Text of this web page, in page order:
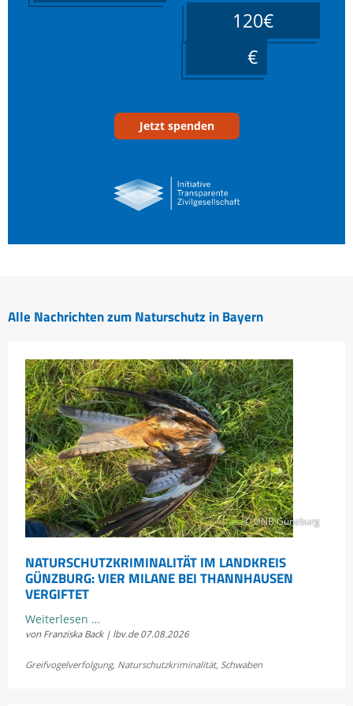
120€
Jetzt spenden
Alle Nachrichten zum Naturschutz in Bayern
© UNB Günzburg
NATURSCHUTZKRIMINALITÄT IM LANDKREIS
GÜNZBURG: VIER MILANE BEI THANNHAUSEN
VERGIFTET
Weiterlesen …Naturschutzkriminalität
im
Günzburg:
von Franziska Back | lbv.de 07.08.2026
Greifvogelverfolgung, Naturschutzkriminalität, Schwaben